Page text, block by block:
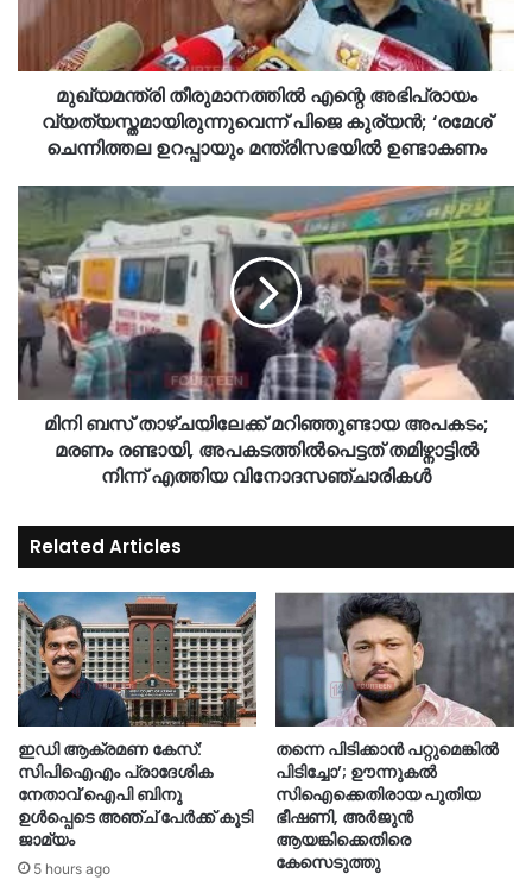
മുഖ്യമന്ത്രി തീരുമാനത്തിൽ എന്റെ അഭിപ്രായം
വ്യത്യസ്തമായിരുന്നുവെന്ന് പിജെ കുര്യൻ; ‘രമേശ്
ചെന്നിത്തല ഉറപ്പായും മന്ത്രിസഭയിൽ ഉണ്ടാകണം
മിനി ബസ് താഴ്ചയിലേക്ക് മറിഞ്ഞുണ്ടായ അപകടം;
മരണം രണ്ടായി, അപകടത്തിൽപെട്ടത് തമിഴ്നാട്ടില്‍
നിന്ന് എത്തിയ വിനോദസഞ്ചാരികൾ
Related Articles
ഇഡി ആക്രമണ കേസ്:
സിപിഐഎം പ്രാദേശിക
നേതാവ് ഐപി ബിനു
ഉൾപ്പെടെ അഞ്ച് പേർക്ക് കൂടി
ജാമ്യം
5 hours ago
തന്നെ പിടിക്കാൻ പറ്റുമെങ്കിൽ
പിടിച്ചോ’; ഊന്നുകൽ
സിഐക്കെതിരായ പുതിയ
ഭീഷണി, അർജുൻ
ആയങ്കിക്കെതിരെ
കേസെടുത്തു